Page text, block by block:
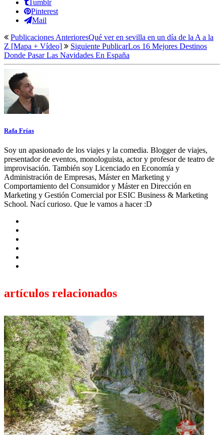
Tumblr
Pinterest
Mail
Publicaciones AnterioresQué ver en sevilla en un día de la A a la
Z [Mapa + Vídeo]
Siguiente PublicarLos 16 Mejores Destinos
Donde Pasar Las Navidades En España
Rafa Frías
Soy un apasionado de los viajes y la comedia. Blogger de viajes,
presentador de eventos, monologuista, actor y profesor de teatro de
improvisación. También soy Licenciado en Economía y
Administración de Empresas, Máster en Marketing y
Comportamiento del Consumidor y Máster en Dirección en
Marketing y Gestión Comercial por ESIC Business & Marketing
School. Nací curioso. Que le vamos a hacer :D
artículos relacionados